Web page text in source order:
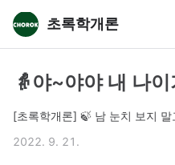
초록학개론
👵야~야야 내 나
[초록학개론] 🍃 남 눈치 보지 말
2022. 9. 21.